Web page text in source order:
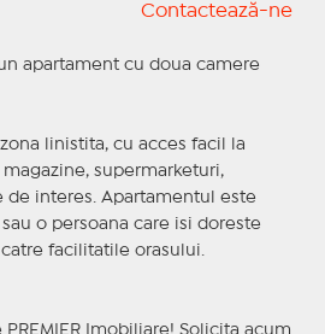
Contactează-ne
apartament cu doua camere
linistita, cu acces facil la
supermarketuri,
de interes. Apartamentul este
o persoana care isi doreste
facilitatile orasului.
Imobiliare! Solicita acum